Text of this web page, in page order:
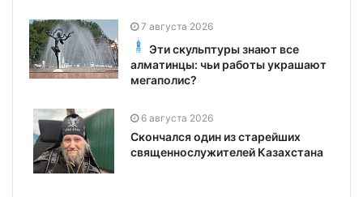
7 августа 2026
Эти скульптуры знают все
алматинцы: чьи работы украшают
мегаполис?
6 августа 2026
Скончался один из старейших
священнослужителей Казахстана